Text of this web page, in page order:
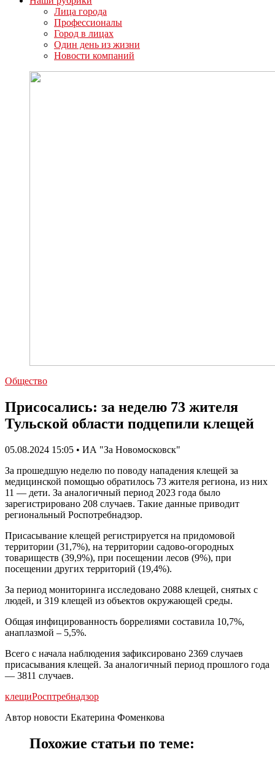
Лица города
Профессионалы
Город в лицах
Один день из жизни
Новости компаний
Общество
Присосались: за неделю 73 жителя
Тульской области подцепили клещей
05.08.2024 15:05 • ИА "За Новомосковск"
За прошедшую неделю по поводу нападения клещей за
медицинской помощью обратилось 73 жителя региона, из них
11 — дети. За аналогичный период 2023 года было
зарегистрировано 208 случаев. Такие данные приводит
региональный Роспотребнадзор.
Присасывание клещей регистрируется на придомовой
территории (31,7%), на территории садово-огородных
товариществ (39,9%), при посещении лесов (9%), при
посещении других территорий (19,4%).
За период мониторинга исследовано 2088 клещей, снятых с
людей, и 319 клещей из объектов окружающей среды.
Общая инфицированность боррелиями составила 10,7%,
анаплазмой – 5,5%.
Всего с начала наблюдения зафиксировано 2369 случаев
присасывания клещей. За аналогичный период прошлого года
— 3811 случаев.
клещиРосптребнадзор
Автор новости Екатерина Фоменкова
Похожие статьи по теме: